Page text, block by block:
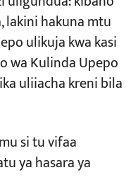
Gharama na
Nafuu, lakini
Kibandiko cha
Kufungana;
Mara
ya Umeme:
lakini hakuna mtu
ulikuja kwa kasi
wa Kulinda Upepo
uliiacha kreni bila
si tu vifaa
ya hasara ya